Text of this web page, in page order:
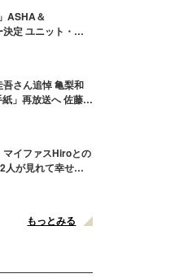
ASHA＆
定 ユニット・
さん追悼 亀梨和
」再放送へ 佐藤隆
マイファスHiroとの
人が見れて幸せ」
もっとみる